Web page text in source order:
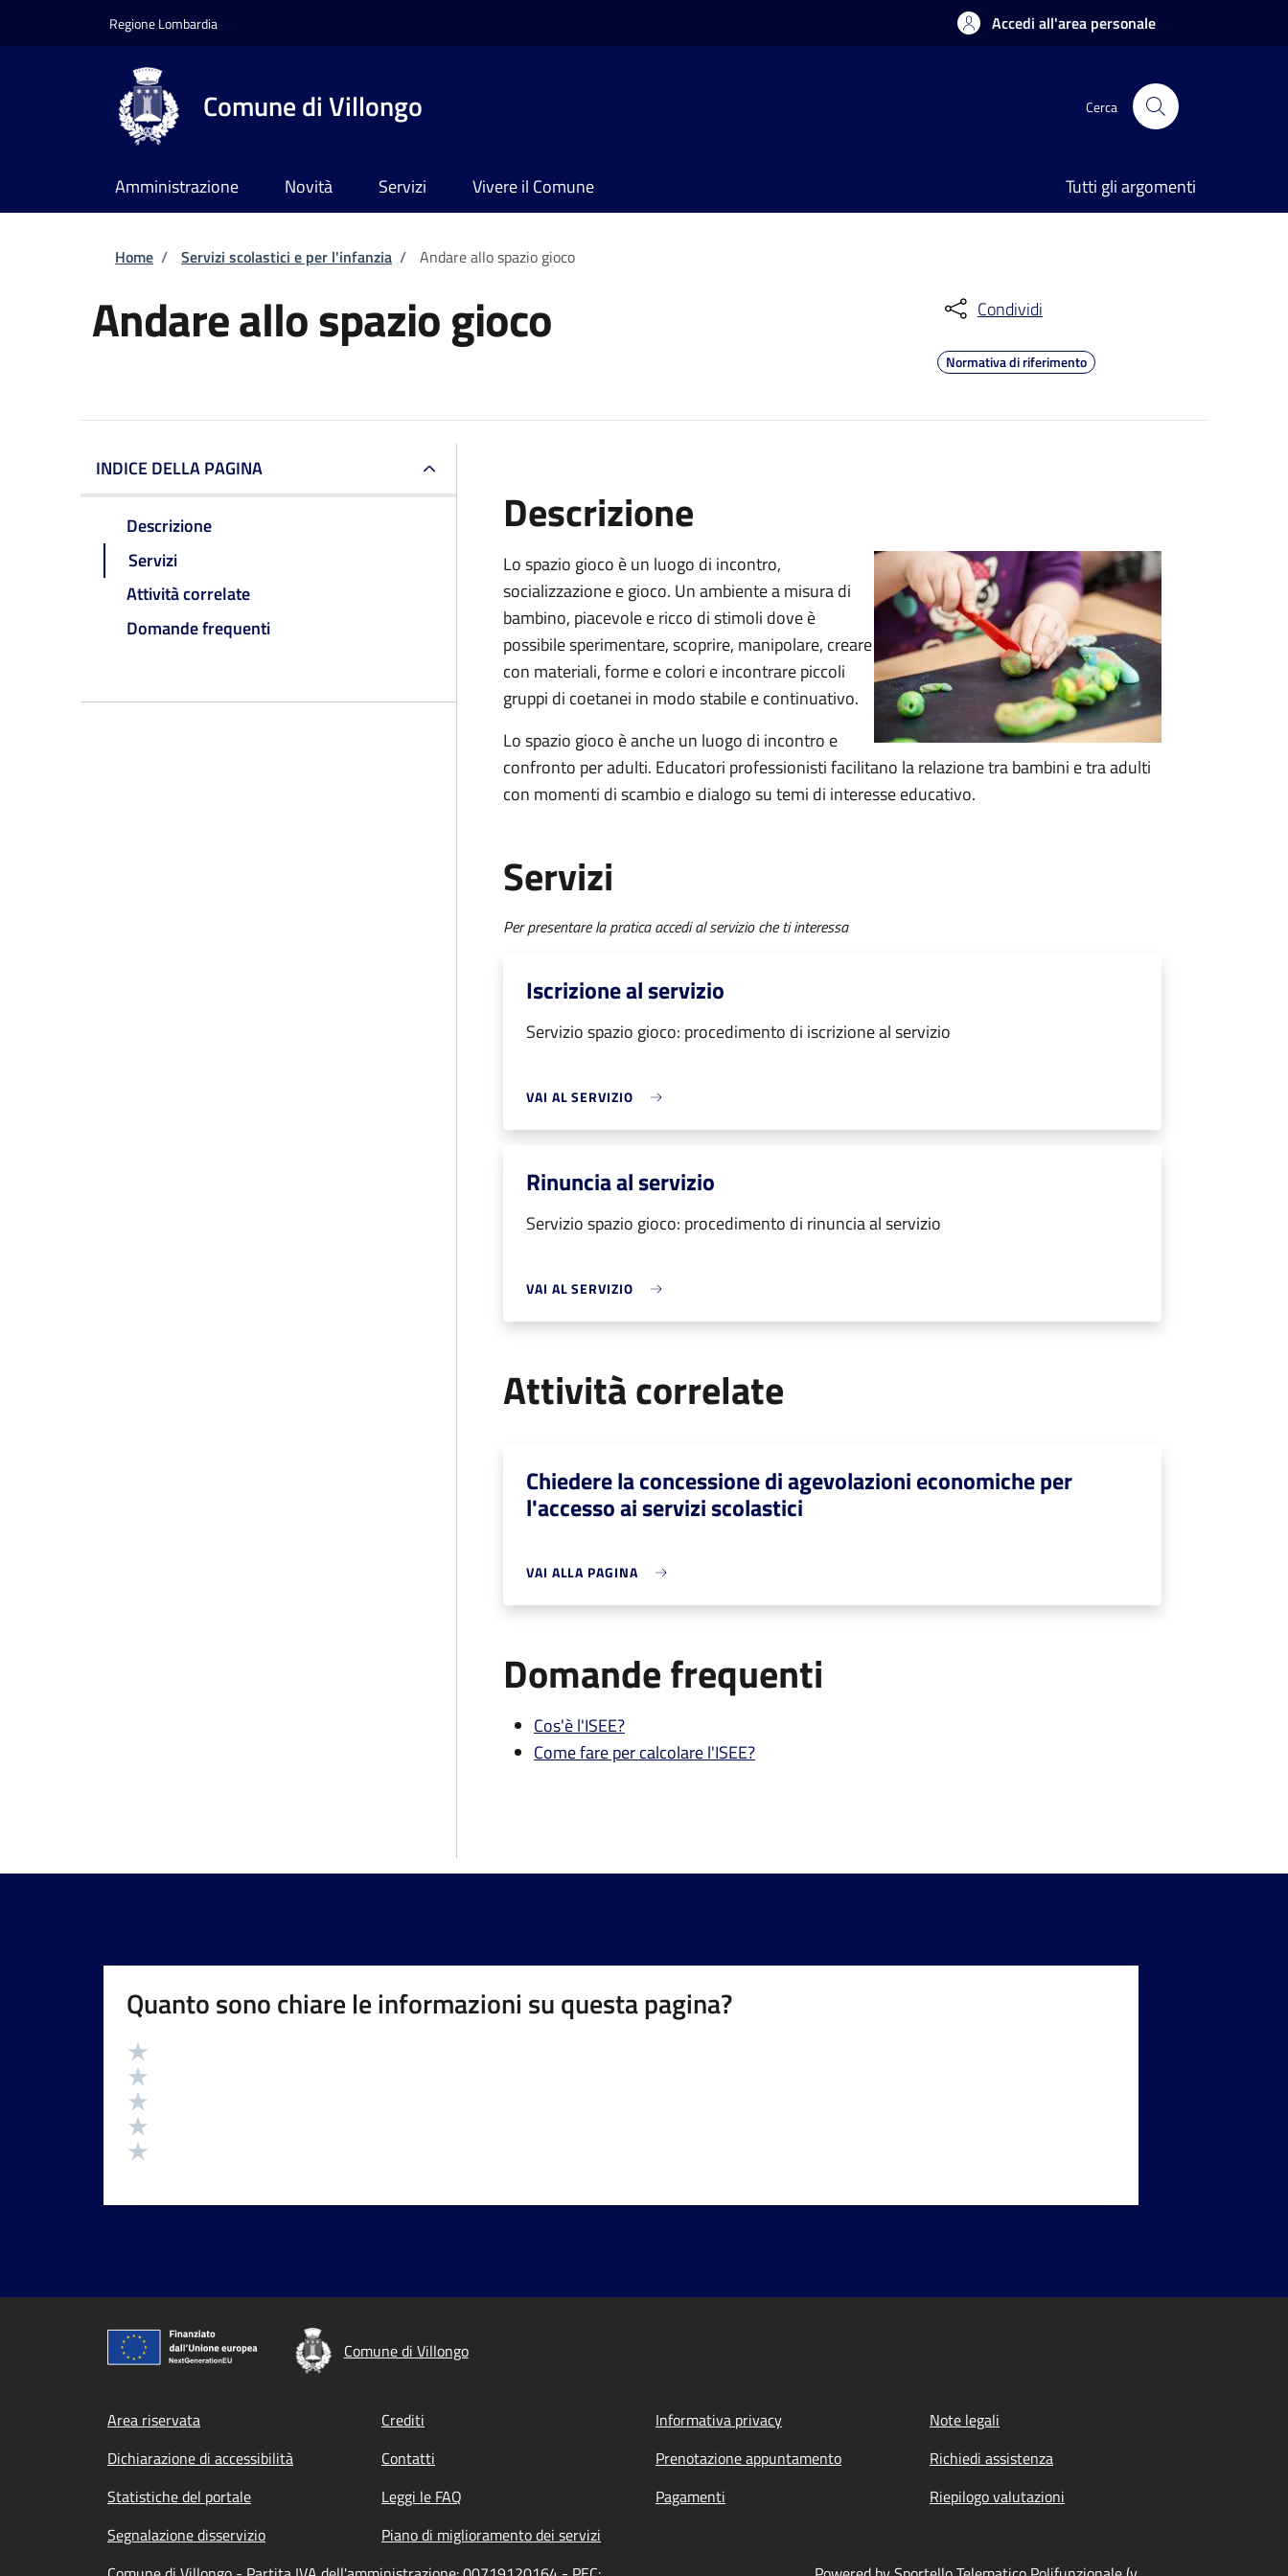
Regione Lombardia Accedi all'area personale
Comune di Villongo Cerca
Amministrazione Novità Servizi Vivere il Comune Tutti gli argomenti
Briciole di pane
Home / Servizi scolastici e per l'infanzia / Andare allo spazio gioco
Andare allo spazio gioco Condividi
Normativa di riferimento
INDICE DELLA PAGINA
Descrizione
Servizi
Attività correlate
Domande frequenti
Descrizione
Lo spazio gioco è un luogo di incontro,
socializzazione e gioco. Un ambiente a misura di
bambino, piacevole e ricco di stimoli dove è
possibile sperimentare, scoprire, manipolare, creare
con materiali, forme e colori e incontrare piccoli
gruppi di coetanei in modo stabile e continuativo.
Lo spazio gioco è anche un luogo di incontro e
confronto per adulti. Educatori professionisti facilitano la relazione tra bambini e tra adulti
con momenti di scambio e dialogo su temi di interesse educativo.
Servizi
Per presentare la pratica accedi al servizio che ti interessa
Iscrizione al servizio
Servizio spazio gioco: procedimento di iscrizione al servizio
VAI AL SERVIZIO
Rinuncia al servizio
Servizio spazio gioco: procedimento di rinuncia al servizio
VAI AL SERVIZIO
Attività correlate
Chiedere la concessione di agevolazioni economiche per
l'accesso ai servizi scolastici
VAI ALLA PAGINA
Domande frequenti
Cos'è l'ISEE?
Come fare per calcolare l'ISEE?
Quanto sono chiare le informazioni su questa pagina?
Valutazione
Comune di Villongo
Footer menu
Area riservata Crediti Informativa privacy
Note legali
Dichiarazione di accessibilità
Contatti Prenotazione appuntamento
Richiedi assistenza
Statistiche del portale
Leggi le FAQ Pagamenti
Riepilogo valutazioni
Segnalazione disservizio
Piano di miglioramento dei servizi